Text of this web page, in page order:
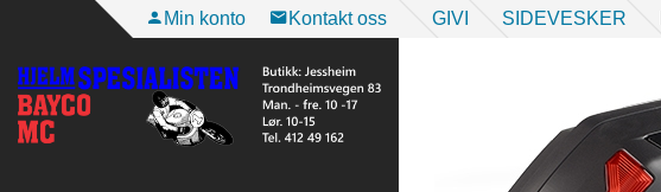
innholdet
GIVI SIDEVESKER
Kontakt oss
Min konto